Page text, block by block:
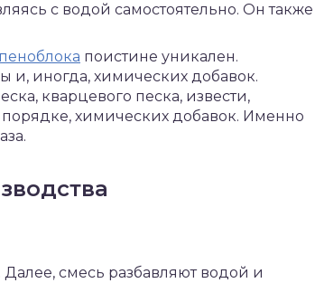
с водой самостоятельно. Он также
поистине уникален.
и, иногда, химических добавок.
кварцевого песка, извести,
химических добавок. Именно
Далее, смесь разбавляют водой и